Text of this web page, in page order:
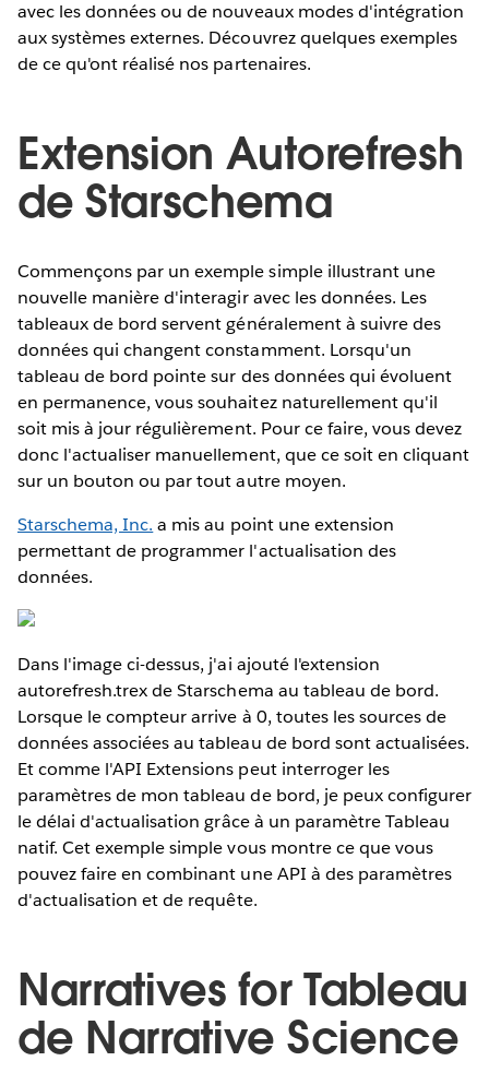
avec les données ou de nouveaux modes d'intégration
aux systèmes externes. Découvrez quelques exemples
de ce qu'ont réalisé nos partenaires.
Extension Autorefresh
de Starschema
Commençons par un exemple simple illustrant une
nouvelle manière d'interagir avec les données. Les
tableaux de bord servent généralement à suivre des
données qui changent constamment. Lorsqu'un
tableau de bord pointe sur des données qui évoluent
en permanence, vous souhaitez naturellement qu'il
soit mis à jour régulièrement. Pour ce faire, vous devez
donc l'actualiser manuellement, que ce soit en cliquant
sur un bouton ou par tout autre moyen.
Starschema, Inc. a mis au point une extension
permettant de programmer l'actualisation des
données.
Dans l'image ci-dessus, j'ai ajouté l'extension
autorefresh.trex de Starschema au tableau de bord.
Lorsque le compteur arrive à 0, toutes les sources de
données associées au tableau de bord sont actualisées.
Et comme l'API Extensions peut interroger les
paramètres de mon tableau de bord, je peux configurer
le délai d'actualisation grâce à un paramètre Tableau
natif. Cet exemple simple vous montre ce que vous
pouvez faire en combinant une API à des paramètres
d'actualisation et de requête.
Narratives for Tableau
de Narrative Science